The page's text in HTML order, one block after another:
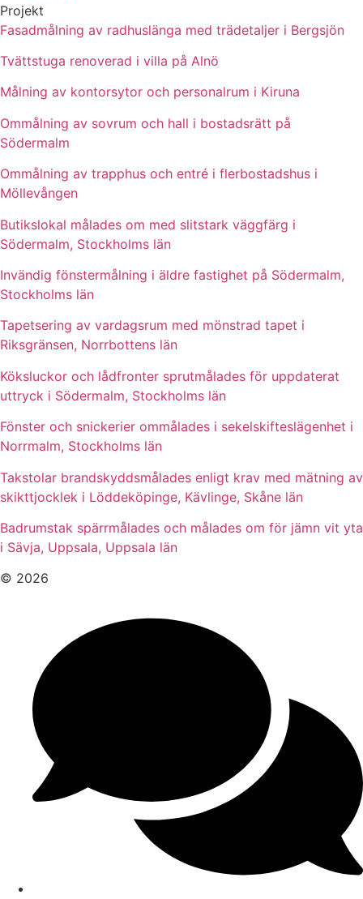
Projekt
Fasadmålning av radhuslänga med trädetaljer i Bergsjön
Tvättstuga renoverad i villa på Alnö
Målning av kontorsytor och personalrum i Kiruna
Ommålning av sovrum och hall i bostadsrätt på
Södermalm
Ommålning av trapphus och entré i flerbostadshus i
Möllevången
Butikslokal målades om med slitstark väggfärg i
Södermalm, Stockholms län
Invändig fönstermålning i äldre fastighet på Södermalm,
Stockholms län
Tapetsering av vardagsrum med mönstrad tapet i
Riksgränsen, Norrbottens län
Köksluckor och lådfronter sprutmålades för uppdaterat
uttryck i Södermalm, Stockholms län
Fönster och snickerier ommålades i sekelskifteslägenhet i
Norrmalm, Stockholms län
Takstolar brandskyddsmålades enligt krav med mätning av
skikttjocklek i Löddeköpinge, Kävlinge, Skåne län
Badrumstak spärrmålades och målades om för jämn vit yta
i Sävja, Uppsala, Uppsala län
© 2026